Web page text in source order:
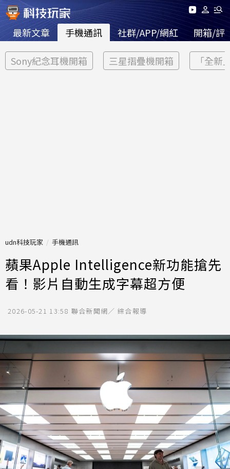
最新文章 手機通訊 社群/APP/網紅 開箱/評
Sony紀念耳機開箱 三星摺疊機開箱 「全新
udn科技玩家 手機通訊
蘋果Apple Intelligence新功能搶先
看！影片自動生成字幕超方便
2026-05-21 13:58 聯合新聞網／ 綜合報導